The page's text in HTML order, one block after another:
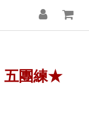
五團練★